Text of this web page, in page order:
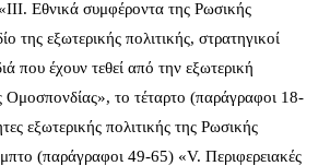
Εθνικά συμφέροντα της Ρωσικής
της εξωτερικής πολιτικής, στρατηγικοί
που έχουν τεθεί από την εξωτερική
Ομοσπονδίας», το τέταρτο (παράγραφοι 18-
εξωτερικής πολιτικής της Ρωσικής
(παράγραφοι 49-65) «V. Περιφερειακές